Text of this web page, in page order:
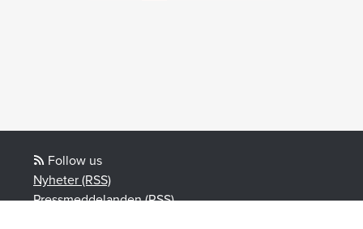
Follow us
Nyheter (RSS)
Pressmeddelanden (RSS)